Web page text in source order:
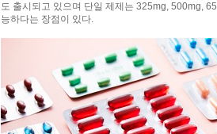
도 출시되고 있으며 단일 제제는 325mg, 500mg,
능하다는 장점이 있다.